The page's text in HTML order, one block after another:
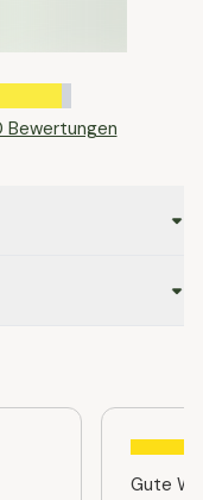
Bewertungen
Gute